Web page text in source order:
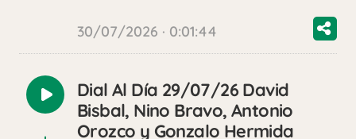
30/07/2026 · 0:01:44
Reproducir
audio
Dial Al Día 29/07/26 David
Bisbal, Nino Bravo, Antonio
Orozco y Gonzalo Hermida